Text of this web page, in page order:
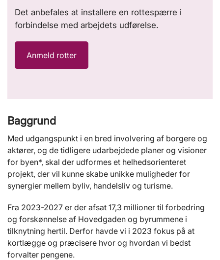
Det anbefales at installere en rottespærre i
forbindelse med arbejdets udførelse.
Anmeld rotter
Baggrund
Med udgangspunkt i en bred involvering af borgere og
aktører, og de tidligere udarbejdede planer og visioner
for byen*, skal der udformes et helhedsorienteret
projekt, der vil kunne skabe unikke muligheder for
synergier mellem byliv, handelsliv og turisme.
Fra 2023-2027 er der afsat 17,3 millioner til forbedring
og forskønnelse af Hovedgaden og byrummene i
tilknytning hertil. Derfor havde vi i 2023 fokus på at
kortlægge og præcisere hvor og hvordan vi bedst
forvalter pengene.